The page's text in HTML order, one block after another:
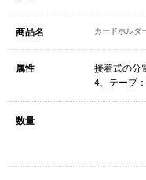
カードホルダ
接着式の分
4、テープ